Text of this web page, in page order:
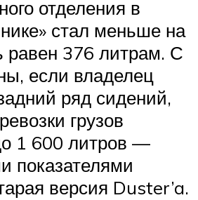
отделения в
стал меньше на
равен 376 литрам. С
если владелец
ряд сидений,
грузов
1 600 литров —
показателями
версия Duster’a.